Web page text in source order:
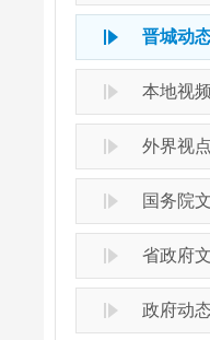
晋城动
本地视频
外界视点
国务院
省政府
政府动